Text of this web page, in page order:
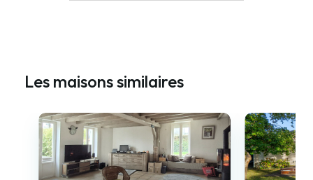
Les maisons similaires